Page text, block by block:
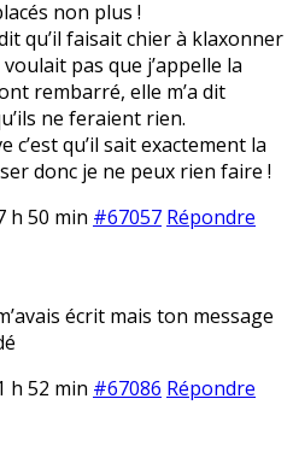
non plus !
qu’il faisait chier à klaxonner
pas que j’appelle la
rembarré, elle m’a dit
ne feraient rien.
c’est qu’il sait exactement la
donc je ne peux rien faire !
h 50 min #67057 Répondre
écrit mais ton message
h 52 min #67086 Répondre